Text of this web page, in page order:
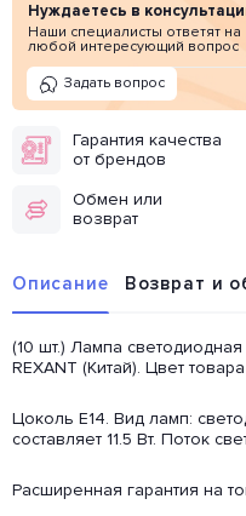
Нуждаетесь в
Наши специалисты ответят на
любой интересующий вопрос
Задать вопрос
Гарантия качества
от брендов
Обмен или
возврат
Описание Возврат и
(10 шт.) Лампа
REXANT (Китай). Цвет
Цоколь E14. Вид ламп:
составляет 11.5 Вт. Поток
Расширенная гарантия на